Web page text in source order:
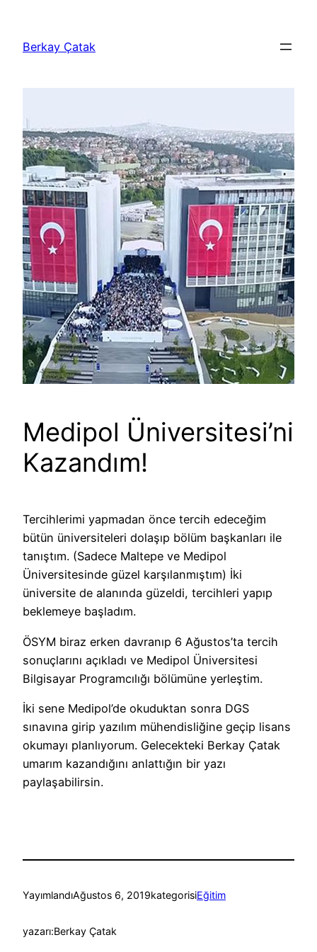
Berkay Çatak
Medipol Üniversitesi’ni
Kazandım!
Tercihlerimi yapmadan önce tercih edeceğim
bütün üniversiteleri dolaşıp bölüm başkanları ile
tanıştım. (Sadece Maltepe ve Medipol
Üniversitesinde güzel karşılanmıştım) İki
üniversite de alanında güzeldi, tercihleri yapıp
beklemeye başladım.
ÖSYM biraz erken davranıp 6 Ağustos’ta tercih
sonuçlarını açıkladı ve Medipol Üniversitesi
Bilgisayar Programcılığı bölümüne yerleştim.
İki sene Medipol’de okuduktan sonra DGS
sınavına girip yazılım mühendisliğine geçip lisans
okumayı planlıyorum. Gelecekteki Berkay Çatak
umarım kazandığını anlattığın bir yazı
paylaşabilirsin.
YayımlandıAğustos 6, 2019kategorisiEğitim
yazarı:Berkay Çatak